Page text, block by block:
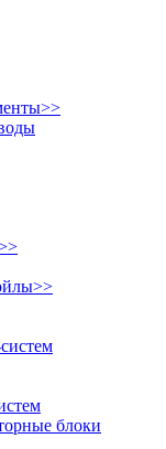
>>
>>
блоки